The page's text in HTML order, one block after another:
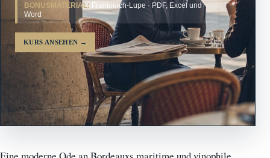
BONUSMATERIAL: Frankreich-Lupe · PDF, Excel und
Word
KURS ANSEHEN →